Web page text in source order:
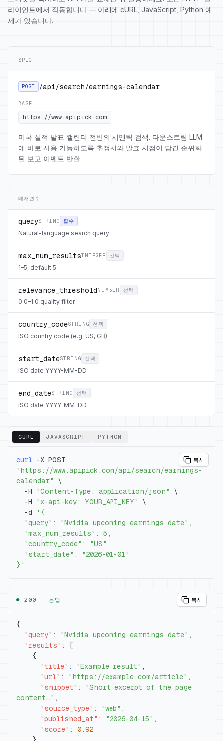
라이언트에서 작동합니다 — 아래에 cURL, JavaScript, Python 예
제가 있습니다.
SPEC
POST /api/search/earnings-calendar
BASE
https://www.apipick.com
미국 실적 발표 캘린더 전반의 시맨틱 검색. 다운스트림 LLM
에 바로 사용 가능하도록 추정치와 발표 시점이 담긴 순위화
된 보고 이벤트 반환.
매개변수
querySTRING 필수
Natural-language search query
max_num_resultsINTEGER 선택
1–5, default 5
relevance_threshold NUMBER 선택
0.0–1.0 quality filter
country_codeSTRING 선택
ISO country code (e.g. US, GB)
start_dateSTRING 선택
ISO date YYYY-MM-DD
end_dateSTRING 선택
ISO date YYYY-MM-DD
CURL JAVASCRIPT PYTHON
복사
curl
"https://www.apipick.com/api/search/earnings-
calendar"
\
  -H
"Content-Type: application/json"
\
  -H
"x-api-key: YOUR_API_KEY"
\
  -d
}'
● 200 · 응답 복사
{
"query" : "Nvidia upcoming earnings date" ,
"results" :
[
{
"title" : "Example result" ,
"url" : "https://example.com/article" ,
"snippet" :
"Short excerpt of the page
content…" ,
"source_type" : "web" ,
"published_at" : "2026-04-15" ,
"score" :
0.92